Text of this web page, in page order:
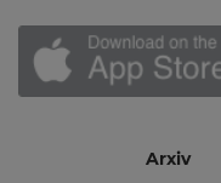
Arxiv